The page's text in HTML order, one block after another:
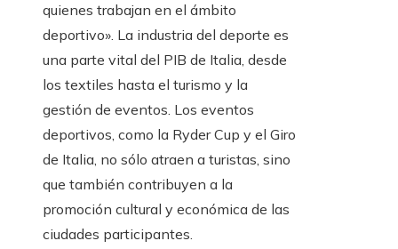
quienes trabajan en el ámbito
deportivo». La industria del deporte es
una parte vital del PIB de Italia, desde
los textiles hasta el turismo y la
gestión de eventos. Los eventos
deportivos, como la Ryder Cup y el Giro
de Italia, no sólo atraen a turistas, sino
que también contribuyen a la
promoción cultural y económica de las
ciudades participantes.